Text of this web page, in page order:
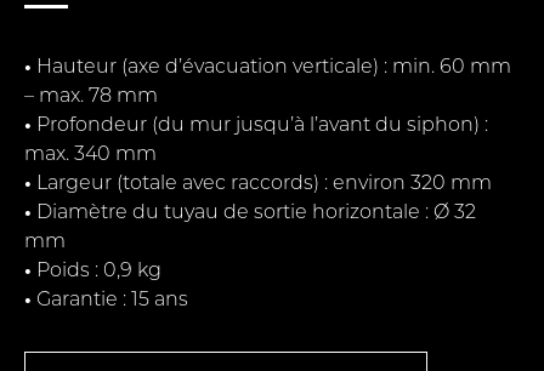
• Hauteur (axe d’évacuation verticale) : min. 60 mm
– max. 78 mm
• Profondeur (du mur jusqu’à l’avant du siphon) :
max. 340 mm
• Largeur (totale avec raccords) : environ 320 mm
• Diamètre du tuyau de sortie horizontale : Ø 32
mm
• Poids : 0,9 kg
• Garantie : 15 ans